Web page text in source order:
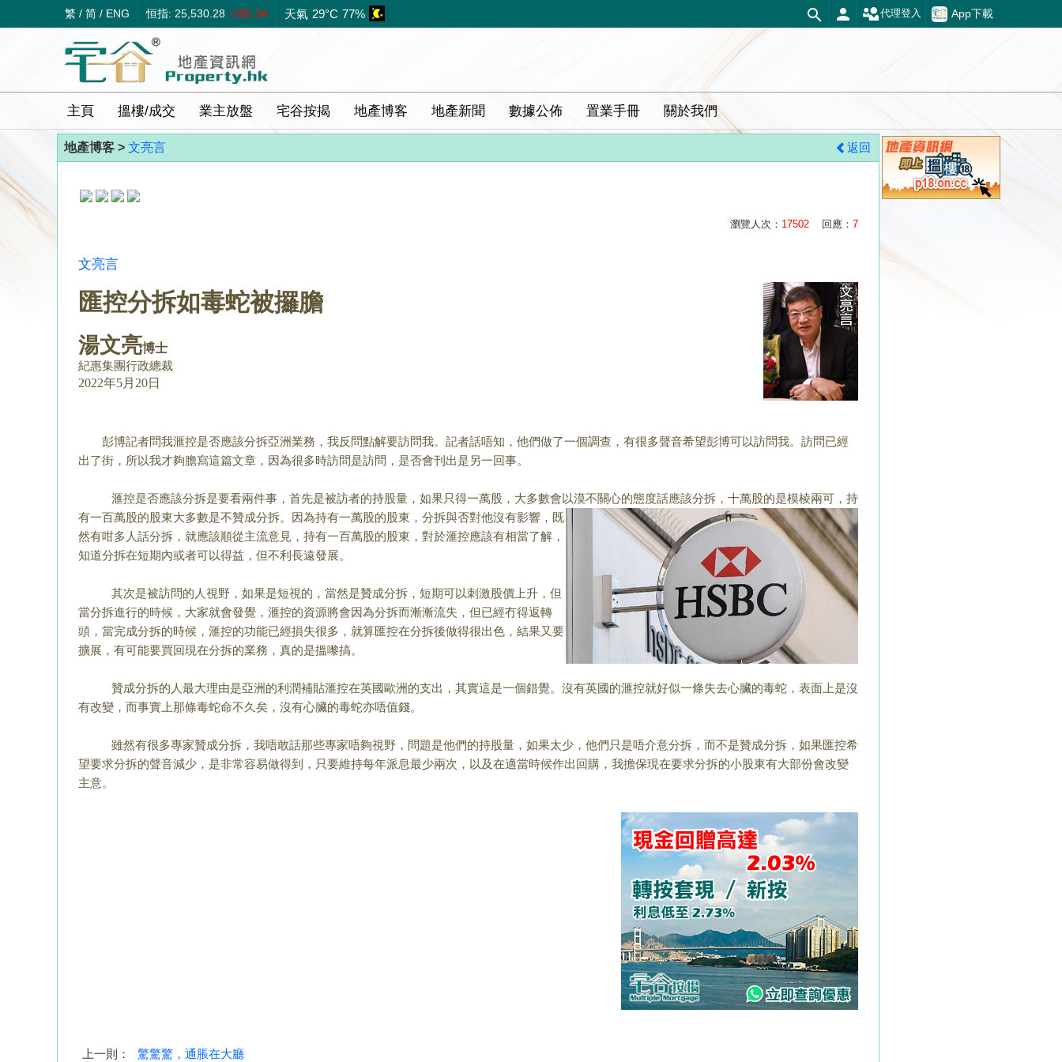
繁 / 简 / ENG 恒指: 25,530.28 -385.54 天氣 29°C 77% App下載
代理登入
主頁 搵樓/成交 業主放盤 宅谷按揭 地產博客 地產新聞 數據公佈 置業手冊 關於我們
地產博客 > 文亮言 返回
瀏覽人次： 17502 回應： 7
文亮言
匯控分拆如毒蛇被攞膽
湯文亮博士
紀惠集團行政總裁
2022年5月20日
彭博記者問我滙控是否應該分拆亞洲業務，我反問點解要訪問我。 記者話唔知，他們做了一個調查，有很多聲音希望彭博可以訪問我。 訪問已經
出了街，所以我才夠膽寫這篇文章，因為很多時訪問是訪問 ，是否會刊出是另一回事。
滙控是否應該分拆是要看兩件事，首先是被訪者的持股量，如果只得一萬股，大多數會以漠不關心的態度話應該分拆，十萬股的是模棱兩可，持
有一百萬股的股東大多數是不贊成分拆。因為持有一萬股的股東，分拆與否對他沒有影響，既
然有咁多人話分拆， 就應該順從主流意見，持有一百萬股的股東，對於滙控應該有相當了解，
知道分拆在短期內或者可以得益，但不利長遠發展。
其次是被訪問的人視野，如果是短視的，當然是贊成分拆，短期可以刺激股價上升，但
當分拆進行的時候，大家就會發覺，滙控的資源將會因為分拆而漸漸流失，但已經冇得返轉
頭，當完成分拆的時候， 滙控的功能已經損失很多，就算匯控在分拆後做得很出色， 結果又要
擴展，有可能要買回現在分拆的業務，真的是搵嚟搞。
贊成分拆的人最大理由是亞洲的利潤補貼滙控在英國歐洲的支出， 其實這是一個錯覺。沒有英國的滙控就好似一條失去心臟的毒蛇，表面上是沒
有改變，而事實上那條毒蛇命不久矣，沒有心臟的毒蛇亦唔值錢。
雖然有很多專家贊成分拆，我唔敢話那些專家唔夠視野，問題是他們的持股量，如果太少，他們只是唔介意分拆，而不是贊成分拆， 如果匯控希
望要求分拆的聲音減少，是非常容易做得到， 只要維持每年派息最少兩次，以及在適當時候作出回購，我擔保現在要求分拆的小股東有大部份會改變
主意。
上一則： 驚驚驚，通脹在大廳